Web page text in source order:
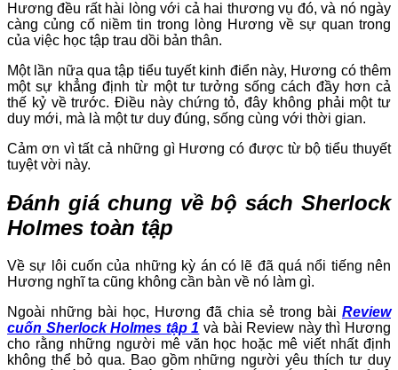
Hương đều rất hài lòng với cả hai thương vụ đó, và nó ngày
càng củng cố niềm tin trong lòng Hương về sự quan trong
của việc học tập trau dồi bản thân.
Một lần nữa qua tập tiểu tuyết kinh điển này, Hương có thêm
một sự khẳng định từ một tư tưởng sống cách đầy hơn cả
thế kỷ về trước. Điều này chứng tỏ, đây không phải một tư
duy mới, mà là một tư duy đúng, sống cùng với thời gian.
Cảm ơn vì tất cả những gì Hương có được từ bộ tiểu thuyết
tuyệt vời này.
Đánh giá chung về bộ sách Sherlock
Holmes toàn tập
Về sự lôi cuốn của những kỳ án có lẽ đã quá nổi tiếng nên
Hương nghĩ ta cũng không cần bàn về nó làm gì.
Ngoài những bài học, Hương đã chia sẻ trong bài Review
cuốn Sherlock Holmes tập 1 và bài Review này thì Hương
cho rằng những người mê văn học hoặc mê viết nhất định
không thể bỏ qua. Bao gồm những người yêu thích tư duy